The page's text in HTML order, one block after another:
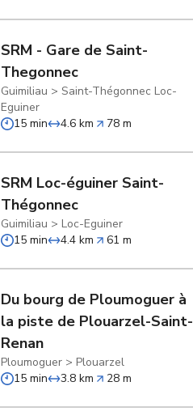
SRM - Gare de Saint-
Thegonnec
Guimiliau > Saint-Thégonnec Loc-
Eguiner
15 min
4.6 km 78 m
SRM Loc-éguiner Saint-
Thégonnec
Guimiliau > Loc-Eguiner
15 min
4.4 km 61 m
Du bourg de Ploumoguer à
la piste de Plouarzel-Saint-
Renan
Ploumoguer> Plouarzel
15 min
3.8 km 28 m